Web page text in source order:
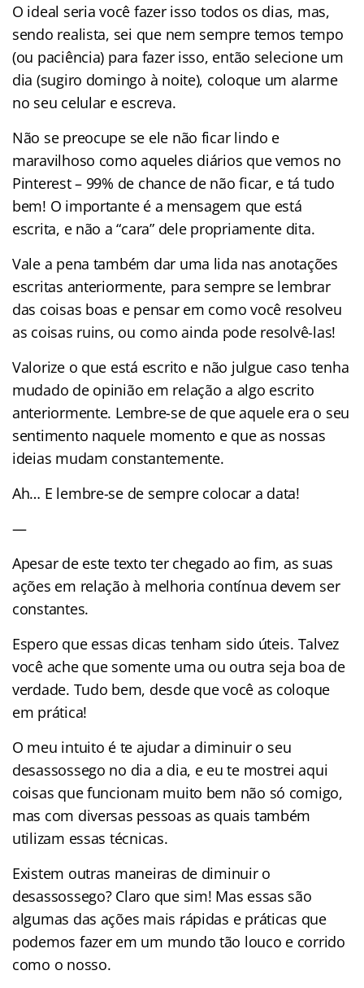
O ideal seria você fazer isso todos os dias, mas,
sendo realista, sei que nem sempre temos tempo
(ou paciência) para fazer isso, então selecione um
dia (sugiro domingo à noite), coloque um alarme
no seu celular e escreva.
Não se preocupe se ele não ficar lindo e
maravilhoso como aqueles diários que vemos no
Pinterest – 99% de chance de não ficar, e tá tudo
bem! O importante é a mensagem que está
escrita, e não a “cara” dele propriamente dita.
Vale a pena também dar uma lida nas anotações
escritas anteriormente, para sempre se lembrar
das coisas boas e pensar em como você resolveu
as coisas ruins, ou como ainda pode resolvê-las!
Valorize o que está escrito e não julgue caso tenha
mudado de opinião em relação a algo escrito
anteriormente. Lembre-se de que aquele era o seu
sentimento naquele momento e que as nossas
ideias mudam constantemente.
Ah… E lembre-se de sempre colocar a data!
—
Apesar de este texto ter chegado ao fim, as suas
ações em relação à melhoria contínua devem ser
constantes.
Espero que essas dicas tenham sido úteis. Talvez
você ache que somente uma ou outra seja boa de
verdade. Tudo bem, desde que você as coloque
em prática!
O meu intuito é te ajudar a diminuir o seu
desassossego no dia a dia, e eu te mostrei aqui
coisas que funcionam muito bem não só comigo,
mas com diversas pessoas as quais também
utilizam essas técnicas.
Existem outras maneiras de diminuir o
desassossego? Claro que sim! Mas essas são
algumas das ações mais rápidas e práticas que
podemos fazer em um mundo tão louco e corrido
como o nosso.